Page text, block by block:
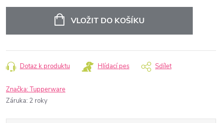
VLOŽIT DO KOŠÍKU
Dotaz k produktu Hlídací pes Sdílet
Značka:Tupperware
Záruka: 2 roky